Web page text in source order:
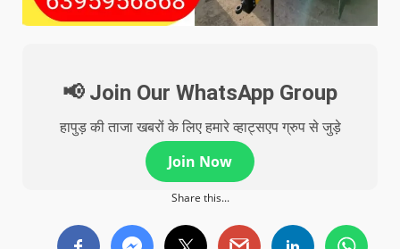
📢 Join Our WhatsApp Group
हापुड़ की ताजा खबरों के लिए हमारे व्हाट्सएप ग्रुप से जुड़े
Join Now
Share this...